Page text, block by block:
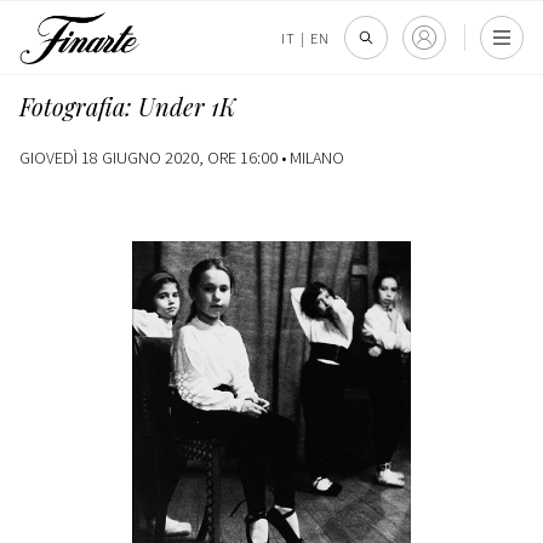
IT | EN
Fotografia: Under 1K
GIOVEDÌ 18 GIUGNO 2020, ORE 16:00 • MILANO